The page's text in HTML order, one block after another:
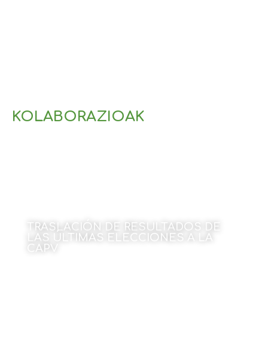
KOLABORAZIOAK
TRASLACIÓN DE RESULTADOS DE
LAS ÚLTIMAS ELECCIONES A LA
CAPV